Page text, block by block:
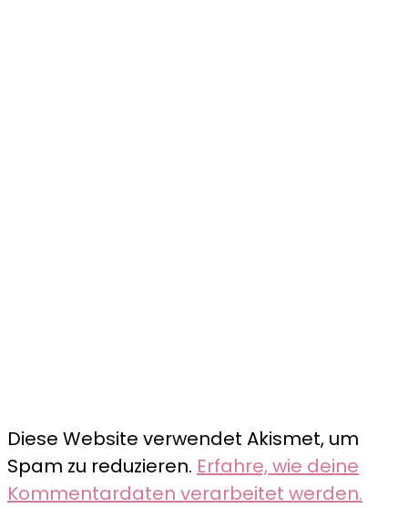
Diese Website verwendet Akismet, um
Spam zu reduzieren. Erfahre, wie deine
Kommentardaten verarbeitet werden.